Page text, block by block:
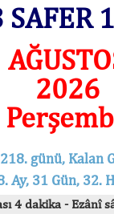
SAFER
2026
218. günü, Kalan
Ay, 31 Gün, 32.
4 dakika - Ezânî